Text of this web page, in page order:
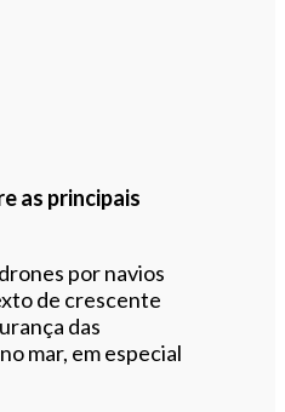
as principais
por navios
de crescente
das
mar, em especial